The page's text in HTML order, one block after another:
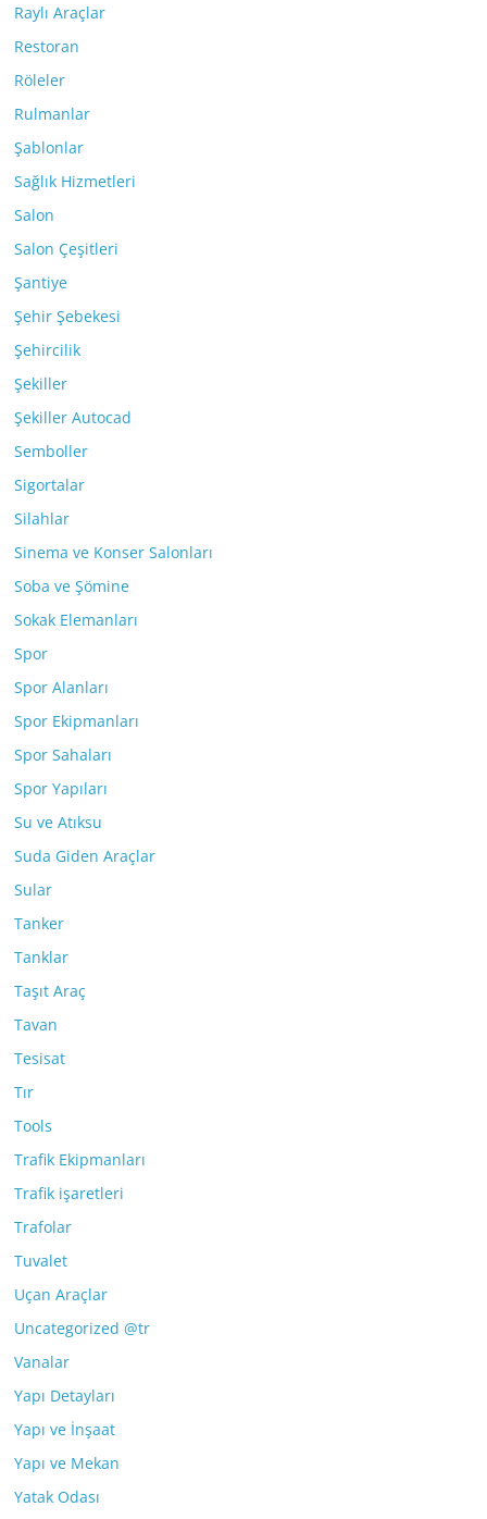
Raylı Araçlar
Restoran
Röleler
Rulmanlar
Şablonlar
Sağlık Hizmetleri
Salon
Salon Çeşitleri
Şantiye
Şehir Şebekesi
Şehircilik
Şekiller
Şekiller Autocad
Semboller
Sigortalar
Silahlar
Sinema ve Konser Salonları
Soba ve Şömine
Sokak Elemanları
Spor
Spor Alanları
Spor Ekipmanları
Spor Sahaları
Spor Yapıları
Su ve Atıksu
Suda Giden Araçlar
Sular
Tanker
Tanklar
Taşıt Araç
Tavan
Tesisat
Tır
Tools
Trafik Ekipmanları
Trafik işaretleri
Trafolar
Tuvalet
Uçan Araçlar
Uncategorized @tr
Vanalar
Yapı Detayları
Yapı ve İnşaat
Yapı ve Mekan
Yatak Odası